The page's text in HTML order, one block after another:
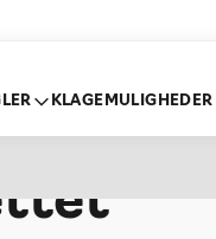
KLAGEMULIGHEDER